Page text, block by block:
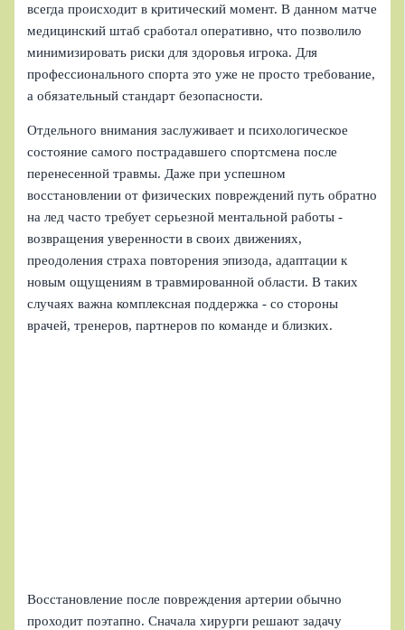
всегда происходит в критический момент. В данном матче
медицинский штаб сработал оперативно, что позволило
минимизировать риски для здоровья игрока. Для
профессионального спорта это уже не просто требование,
а обязательный стандарт безопасности.
Отдельного внимания заслуживает и психологическое
состояние самого пострадавшего спортсмена после
перенесенной травмы. Даже при успешном
восстановлении от физических повреждений путь обратно
на лед часто требует серьезной ментальной работы -
возвращения уверенности в своих движениях,
преодоления страха повторения эпизода, адаптации к
новым ощущениям в травмированной области. В таких
случаях важна комплексная поддержка - со стороны
врачей, тренеров, партнеров по команде и близких.
Восстановление после повреждения артерии обычно
проходит поэтапно. Сначала хирурги решают задачу